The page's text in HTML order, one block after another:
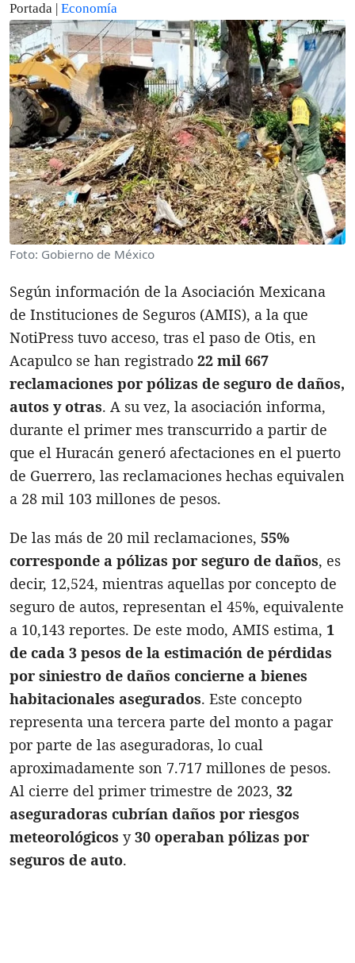
Portada | Economía
Foto: Gobierno de México
Según información de la Asociación Mexicana
de Instituciones de Seguros (AMIS), a la que
NotiPress tuvo acceso, tras el paso de Otis, en
Acapulco se han registrado 22 mil 667
reclamaciones por pólizas de seguro de daños,
autos y otras. A su vez, la asociación informa,
durante el primer mes transcurrido a partir de
que el Huracán generó afectaciones en el puerto
de Guerrero, las reclamaciones hechas equivalen
a 28 mil 103 millones de pesos.
De las más de 20 mil reclamaciones, 55%
corresponde a pólizas por seguro de daños, es
decir, 12,524, mientras aquellas por concepto de
seguro de autos, representan el 45%, equivalente
a 10,143 reportes. De este modo, AMIS estima, 1
de cada 3 pesos de la estimación de pérdidas
por siniestro de daños concierne a bienes
habitacionales asegurados. Este concepto
representa una tercera parte del monto a pagar
por parte de las aseguradoras, lo cual
aproximadamente son 7.717 millones de pesos.
Al cierre del primer trimestre de 2023, 32
aseguradoras cubrían daños por riesgos
meteorológicos y30 operaban pólizas por
seguros de auto.